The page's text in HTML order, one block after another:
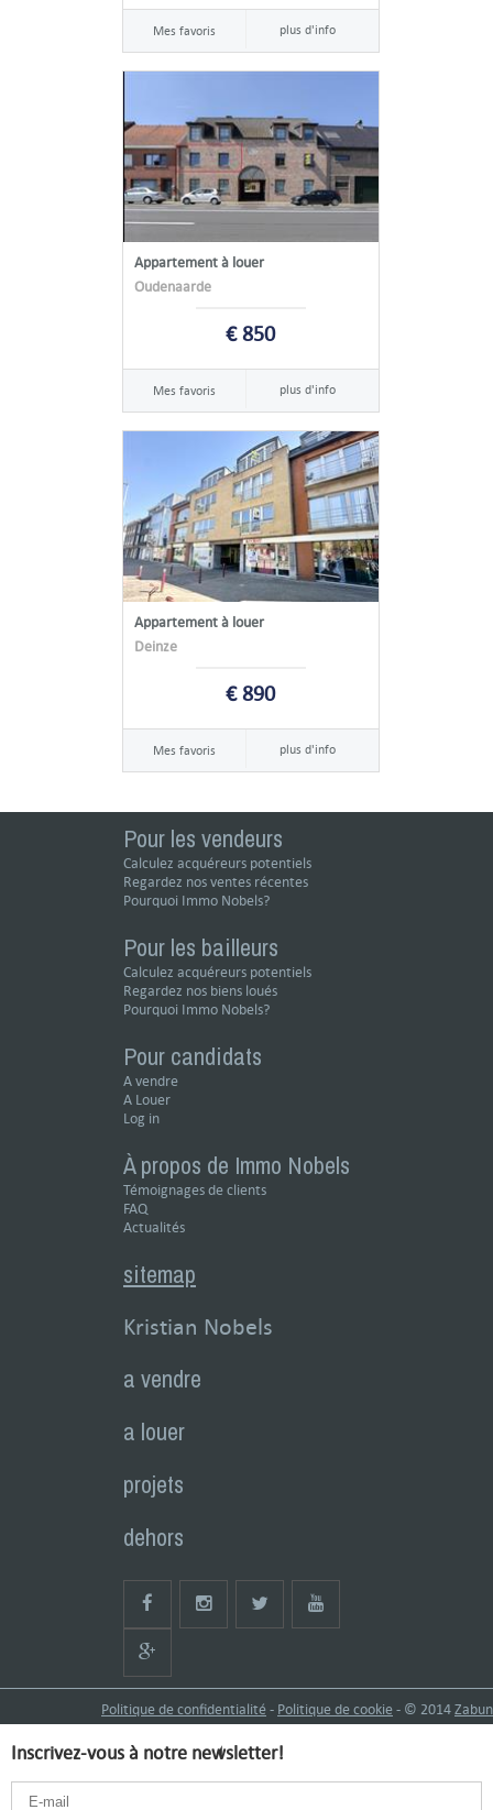
Mes favoris plus d'info
Appartement à louer
Oudenaarde
€ 850
Mes favoris plus d'info
Appartement à louer
Deinze
€ 890
Mes favoris plus d'info
Pour les vendeurs
Calculez acquéreurs potentiels
Regardez nos ventes récentes
Pourquoi Immo Nobels?
Pour les bailleurs
Calculez acquéreurs potentiels
Regardez nos biens loués
Pourquoi Immo Nobels?
Pour candidats
A vendre
A Louer
Log in
À propos de Immo Nobels
Témoignages de clients
FAQ
Actualités
sitemap
Kristian Nobels
a vendre
a louer
projets
dehors
Politique de confidentialité- Politique de cookie- © 2014Zabun
Inscrivez-vous à notre newsletter!